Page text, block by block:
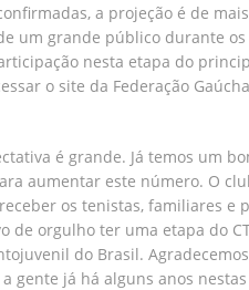
a projeção é de
um grande público durante
nesta etapa do
o site da Federação
é grande. Já temos um
aumentar este número. O
os tenistas, familiares e
de orgulho ter uma etapa do
do Brasil.
gente já há alguns anos